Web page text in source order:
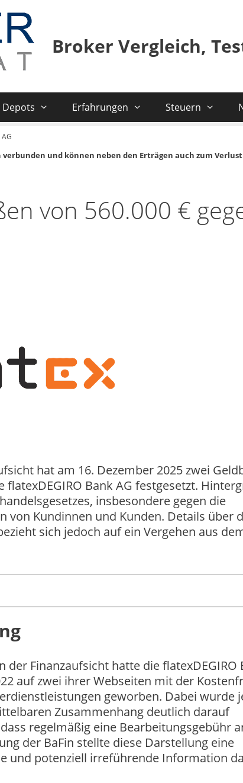
Broker Vergleich,
Depots Erfahrungen Steuern
und können neben den Erträgen auch zum Verlust
von 560.000 €
hat am 16. Dezember 2025 zwei
Bank AG festgesetzt.
insbesondere gegen die
Kundinnen und Kunden. Details über
sich jedoch auf ein Vergehen aus
der Finanzaufsicht hatte die flatexDEGIRO
auf zwei ihrer Webseiten mit der
geworben. Dabei wurde
Zusammenhang deutlich darauf
regelmäßig eine Bearbeitungsgebühr
der BaFin stellte diese Darstellung eine
und potenziell irreführende Information